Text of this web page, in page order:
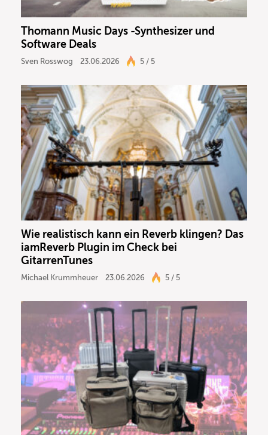
Thomann Music Days -Synthesizer und
Software Deals
Sven Rosswog 23.06.2026 5 / 5
Wie realistisch kann ein Reverb klingen? Das
iamReverb Plugin im Check bei
GitarrenTunes
Michael Krummheuer 23.06.2026 5 / 5